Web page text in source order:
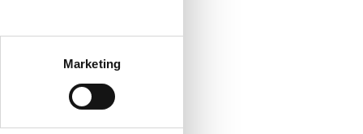
Marketing